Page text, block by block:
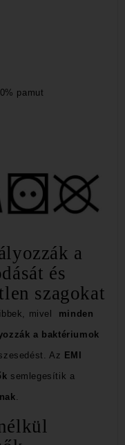
pamut
a
és
szagokat
mivel minden
a baktériumok
Az EMI
semlegesítik a